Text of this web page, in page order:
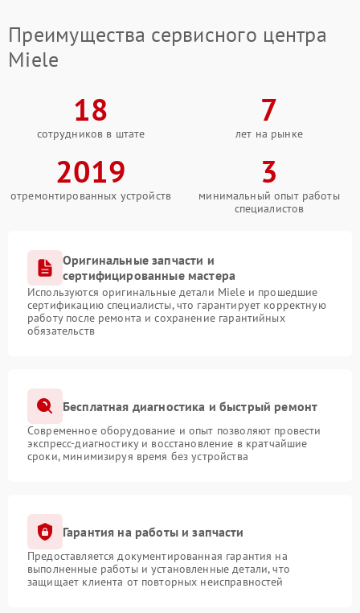
Преимущества сервисного центра
Miele
18
сотрудников в штате
7
лет на рынке
2019
отремонтированных устройств
3
минимальный опыт работы
специалистов
Оригинальные запчасти и
сертифицированные мастера
Используются оригинальные детали Miele и прошедшие
сертификацию специалисты, что гарантирует корректную
работу после ремонта и сохранение гарантийных
обязательств
Бесплатная диагностика и быстрый ремонт
Современное оборудование и опыт позволяют провести
экспресс-диагностику и восстановление в кратчайшие
сроки, минимизируя время без устройства
Гарантия на работы и запчасти
Предоставляется документированная гарантия на
выполненные работы и установленные детали, что
защищает клиента от повторных неисправностей